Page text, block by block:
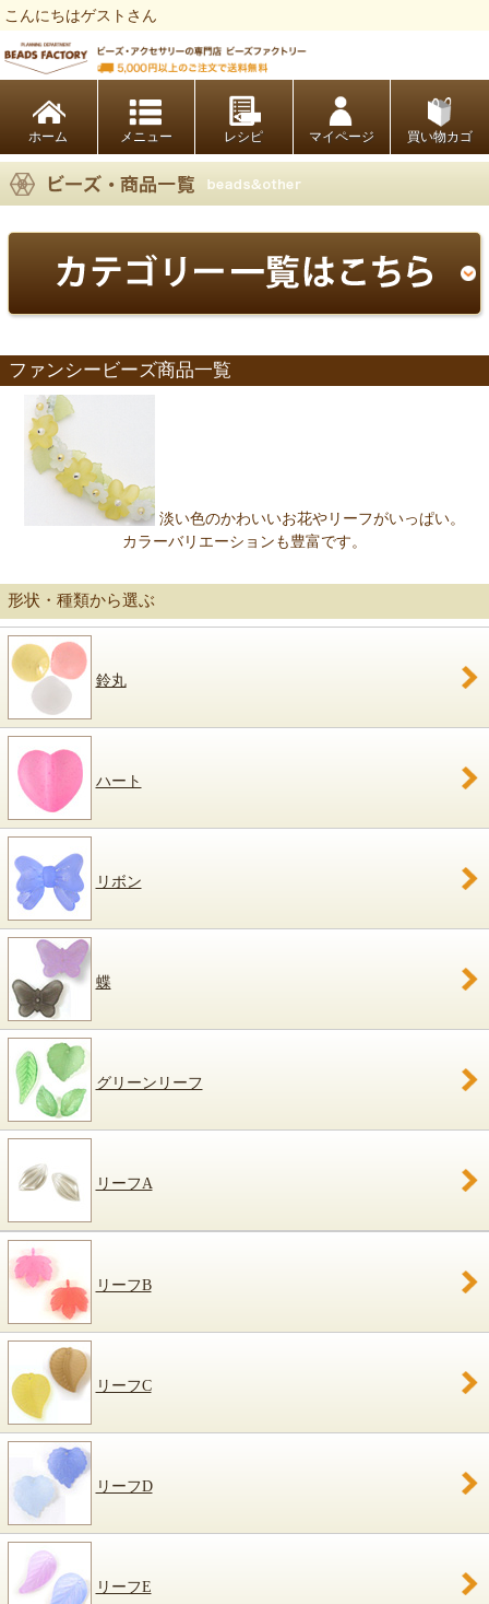
こんにちはゲストさん
ホーム レシピ マイページ 買い物カゴ
ファンシービーズ商品一覧
淡い色のかわいいお花やリーフがいっぱい。
カラーバリエーションも豊富です。
形状・種類から選ぶ
鈴丸
ハート
リボン
蝶
グリーンリーフ
リーフA
リーフB
リーフC
リーフD
リーフE